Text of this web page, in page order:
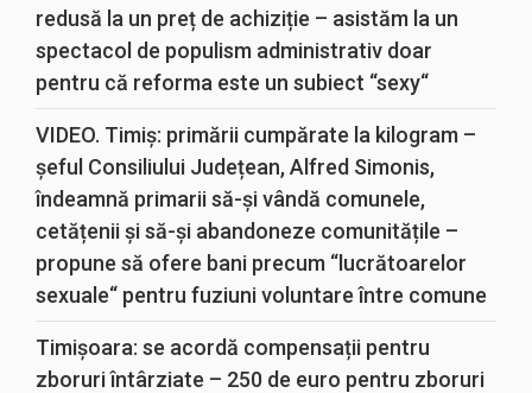
redusă la un preț de achiziție – asistăm la un
spectacol de populism administrativ doar
pentru că reforma este un subiect “sexy“
VIDEO. Timiș: primării cumpărate la kilogram –
șeful Consiliului Județean, Alfred Simonis,
îndeamnă primarii să-și vândă comunele,
cetățenii și să-și abandoneze comunitățile –
propune să ofere bani precum “lucrătoarelor
sexuale“ pentru fuziuni voluntare între comune
Timișoara: se acordă compensații pentru
zboruri întârziate – 250 de euro pentru zboruri